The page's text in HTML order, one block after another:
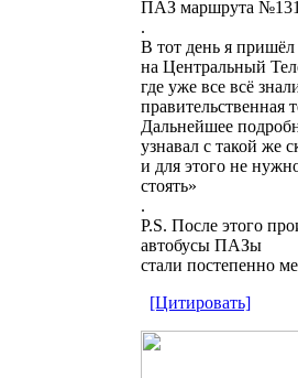
ПАЗ маршрута №131
.
В тот день я пришёл
на Центральный
где уже все всё
правительственная
Дальнейшее
узнавал с такой же
и для этого не
стоять»
.
P.S. После этого
автобусы ПАЗы
стали постепенно
[Цитировать]